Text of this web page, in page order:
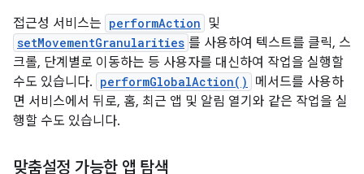
접근성 서비스는 performAction 및
setMovementGranularities 를 사용하여 텍스트를 클릭, 스
크롤, 단계별로 이동하는 등 사용자를 대신하여 작업을 실행할
수도 있습니다. performGlobalAction()
메서드를 사용하
면 서비스에서 뒤로, 홈, 최근 앱 및 알림 열기와 같은 작업을 실
행할 수도 있습니다.
맞춤설정 가능한 앱 탐색